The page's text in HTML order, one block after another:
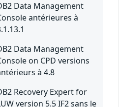
Data Management
antérieures à
Data Management
on CPD versions
à 4.8
Recovery Expert for
version 5.5 IF2 sans le